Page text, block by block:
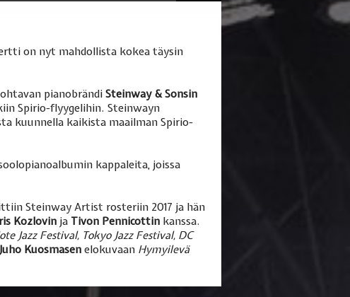
on nyt mahdollista kokea täysin
pianobrändi Steinway & Sonsin
Spirio-flyygelihin. Steinwayn
kuunnella kaikista maailman Spirio-
kappaleita, joissa
Steinway Artist rosteriin 2017 ja hän
Kozlovin ja Tivon Pennicottin kanssa.
Jazz Festival, Tokyo Jazz Festival, DC
Juho Kuosmasen elokuvaan Hymyilevä